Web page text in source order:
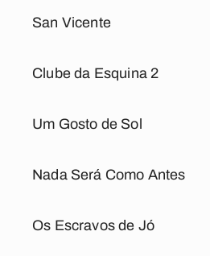
San Vicente
Clube da Esquina 2
Um Gosto de Sol
Nada Será Como Antes
Os Escravos de Jó